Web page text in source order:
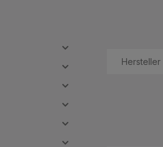
Hersteller